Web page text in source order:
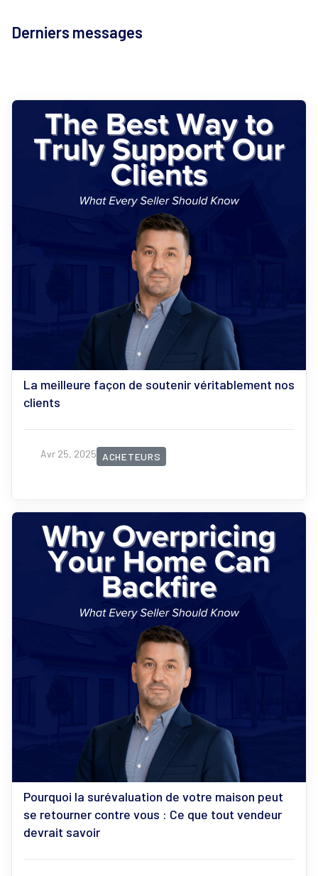
Derniers messages
La meilleure façon de soutenir véritablement nos
clients
Avr 25, 2025 ACHETEURS
Pourquoi la surévaluation de votre maison peut
se retourner contre vous : Ce que tout vendeur
devrait savoir